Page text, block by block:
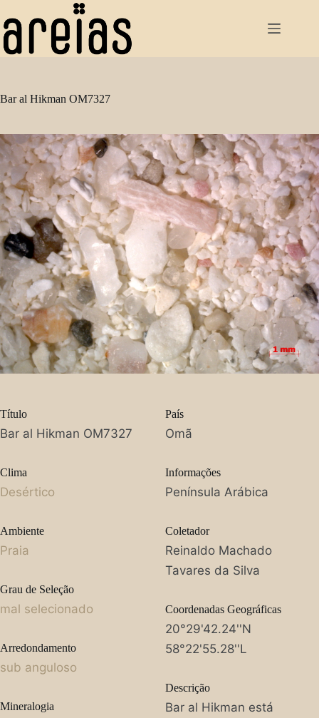
para
o
conteúdo
Bar al Hikman OM7327
Título
Bar al Hikman OM7327
Clima
Desértico
Ambiente
Praia
Grau de Seleção
mal selecionado
Arredondamento
sub anguloso
Mineralogia
País
Omã
Informações
Península Arábica
Coletador
Reinaldo Machado
Tavares da Silva
Coordenadas Geográficas
20°29'42.24''N
58°22'55.28''L
Descrição
Bar al Hikman está